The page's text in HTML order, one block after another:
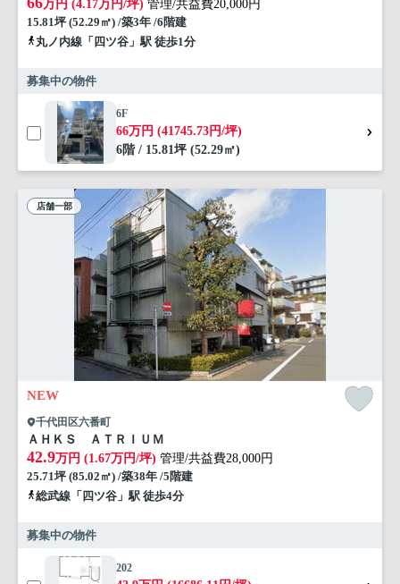
万円 (4.17万円/坪) 管理/共益費20,000円
15.81坪 (52.29㎡) /築3年 /6階建
丸ノ内線「四ツ谷」駅 徒歩1分
募集中の物件
6F
66万円 (41745.73円/坪)
6階 / 15.81坪 (52.29㎡)
店舗一部
NEW
千代田区六番町
ＡＨＫＳ ＡＴＲＩＵＭ
42.9万円 (1.67万円/坪) 管理/共益費28,000円
25.71坪 (85.02㎡) /築38年 /5階建
総武線「四ツ谷」駅 徒歩4分
募集中の物件
202